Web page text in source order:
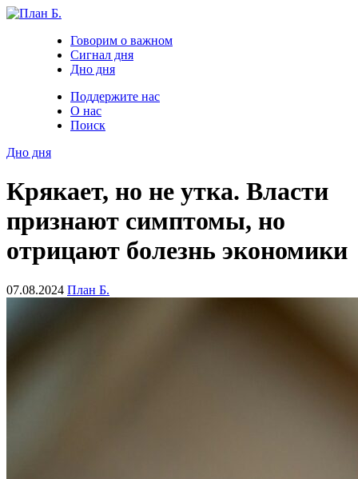
Говорим о важном
Сигнал дня
Дно дня
Поддержите нас
О нас
Поиск
Дно дня
Крякает, но не утка. Власти
признают симптомы, но
отрицают болезнь экономики
07.08.2024 План Б.